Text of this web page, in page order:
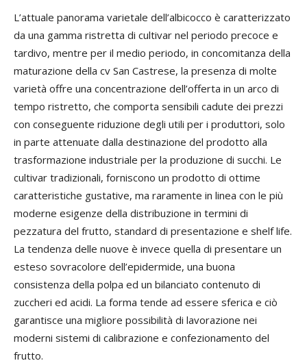
L’attuale panorama varietale dell’albicocco è caratterizzato
da una gamma ristretta di cultivar nel periodo precoce e
tardivo, mentre per il medio periodo, in concomitanza della
maturazione della cv San Castrese, la presenza di molte
varietà offre una concentrazione dell’offerta in un arco di
tempo ristretto, che comporta sensibili cadute dei prezzi
con conseguente riduzione degli utili per i produttori, solo
in parte attenuate dalla destinazione del prodotto alla
trasformazione industriale per la produzione di succhi. Le
cultivar tradizionali, forniscono un prodotto di ottime
caratteristiche gustative, ma raramente in linea con le più
moderne esigenze della distribuzione in termini di
pezzatura del frutto, standard di presentazione e shelf life.
La tendenza delle nuove è invece quella di presentare un
esteso sovracolore dell’epidermide, una buona
consistenza della polpa ed un bilanciato contenuto di
zuccheri ed acidi. La forma tende ad essere sferica e ciò
garantisce una migliore possibilità di lavorazione nei
moderni sistemi di calibrazione e confezionamento del
frutto.